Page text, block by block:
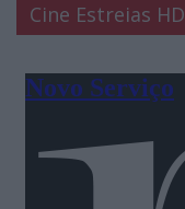
Cine Estreias HD